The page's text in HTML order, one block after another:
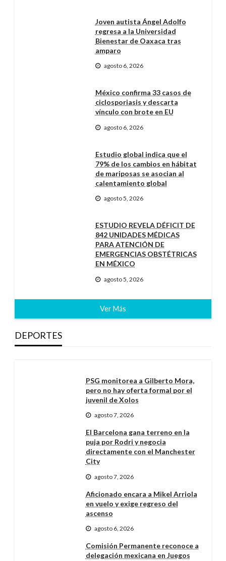
Joven autista Ángel Adolfo
regresa a la Universidad
Bienestar de Oaxaca tras
amparo
agosto 6, 2026
México confirma 33 casos de
ciclosporiasis y descarta
vínculo con brote en EU
agosto 6, 2026
Estudio global indica que el
79% de los cambios en hábitat
de mariposas se asocian al
calentamiento global
agosto 5, 2026
ESTUDIO REVELA DÉFICIT DE
842 UNIDADES MÉDICAS
PARA ATENCIÓN DE
EMERGENCIAS OBSTÉTRICAS
EN MÉXICO
agosto 5, 2026
Ver Más
DEPORTES
PSG monitorea a Gilberto Mora,
pero no hay oferta formal por el
juvenil de Xolos
agosto 7, 2026
El Barcelona gana terreno en la
puja por Rodri y negocia
directamente con el Manchester
City
agosto 7, 2026
Aficionado encara a Mikel Arriola
en vuelo y exige regreso del
ascenso
agosto 6, 2026
Comisión Permanente reconoce a
delegación mexicana en Juegos